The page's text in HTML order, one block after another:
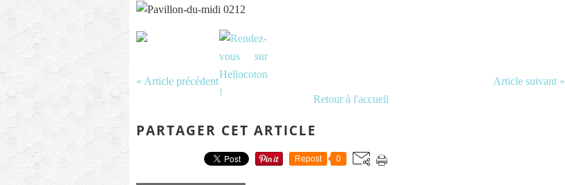
« Article précédent
Article suivant »
Retour à l'accueil
PARTAGER CET ARTICLE
Repost 0